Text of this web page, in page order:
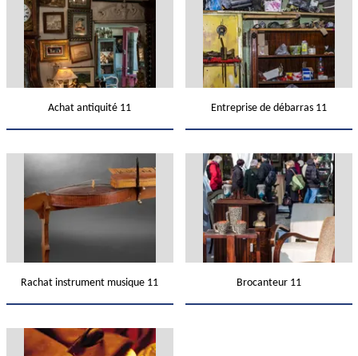
Achat antiquité 11 Entreprise de débarras 11
Rachat instrument musique 11 Brocanteur 11